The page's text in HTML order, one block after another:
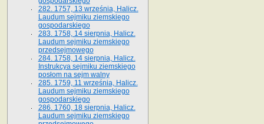
282. 1757, 13 września, Halicz.
Laudum sejmiku ziemskiego
gospodarskiego
283. 1758, 14 sierpnia, Halicz.
Laudum sejmiku ziemskiego
przedsejmowego
284. 1758, 14 sierpnia, Halicz.
Instrukcya sejmiku ziemskiego
posłom na sejm walny
285. 1759, 11 września, Halicz.
Laudum sejmiku ziemskiego
gospodarskiego
286. 1760, 18 sierpnia, Halicz.
Laudum sejmiku ziemskiego